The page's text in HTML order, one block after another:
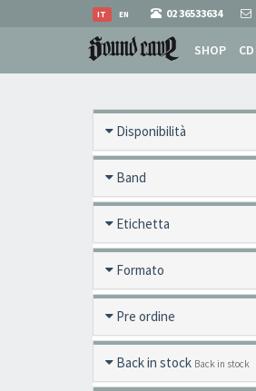
EN
IT 02 36533634
SHOP CD
Disponibilità
Band
Etichetta
Formato
Pre ordine
Back in stock Back in stock